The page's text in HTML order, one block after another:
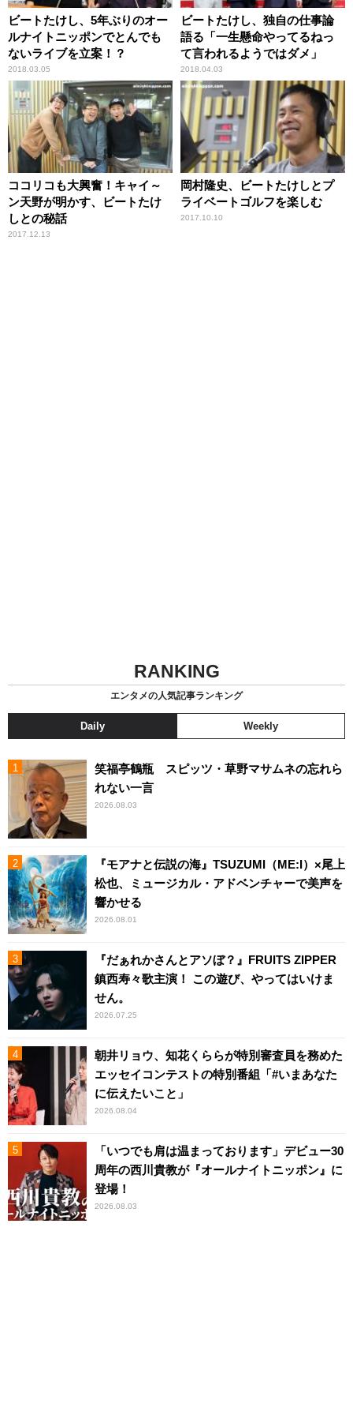
ビートたけし、5年ぶりのオー
ルナイトニッポンでとんでも
ないライブを立案！？
2018.03.05
ビートたけし、独自の仕事論
語る「一生懸命やってるねっ
て言われるようではダメ」
2018.04.03
ココリコも大興奮！キャイ～
ン天野が明かす、ビートたけ
しとの秘話
2017.12.13
岡村隆史、ビートたけしとプ
ライベートゴルフを楽しむ
2017.10.10
RANKING
エンタメの人気記事ランキング
Daily Weekly
笑福亭鶴瓶 スピッツ・草野マサムネの忘れら
れない一言
2026.08.03
『モアナと伝説の海』TSUZUMI（ME:I）×尾上
松也、ミュージカル・アドベンチャーで美声を
響かせる
2026.08.01
『だぁれかさんとアソぼ？』FRUITS ZIPPER
鎮西寿々歌主演！ この遊び、やってはいけま
せん。
2026.07.25
朝井リョウ、知花くららが特別審査員を務めた
エッセイコンテストの特別番組「#いまあなた
に伝えたいこと」
2026.08.04
「いつでも肩は温まっております」デビュー30
周年の西川貴教が『オールナイトニッポン』に
登場！
2026.08.03